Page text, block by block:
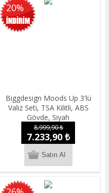
20%
Biggdesign Moods Up 3'lü
Valiz Seti, TSA Kilitli, ABS
Gövde, Siyah
8.999,90 ₺
7.233,90 ₺